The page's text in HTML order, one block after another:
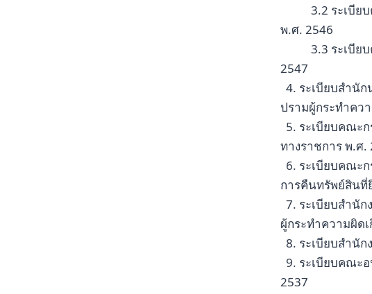
3.2 ระเบีย
พ.ศ. 2546
3.3 ระเบีย
2547
4. ระเบียบสำนั
ปรามผู้กระทำคว
5. ระเบียบคณะ
ทางราชการ พ.ศ.
6. ระเบียบคณะ
การคืนทรัพย์สินที่
7. ระเบียบสำนั
ผู้กระทำความผิด
8. ระเบียบสำนั
9. ระเบียบคณะ
2537